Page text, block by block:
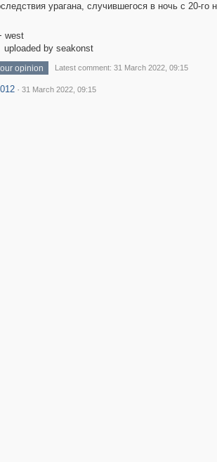
урагана, случившегося в ночь с 20-го
west
uploaded by seakonst
opinion Latest comment: 31 March 2022, 09:15
· 31 March 2022, 09:15